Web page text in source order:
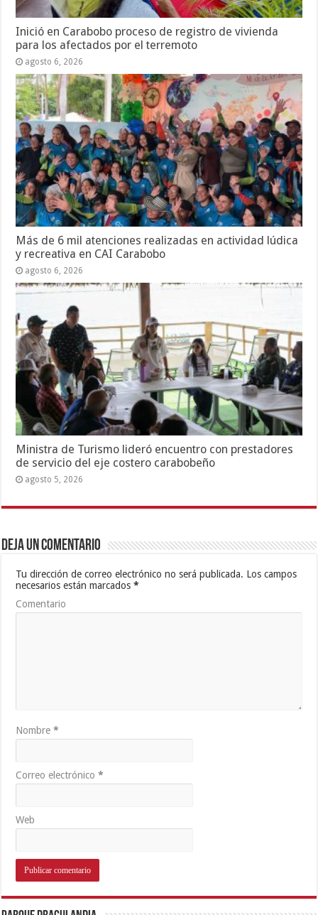
Inició en Carabobo proceso de registro de vivienda
para los afectados por el terremoto
agosto 6, 2026
Más de 6 mil atenciones realizadas en actividad lúdica
y recreativa en CAI Carabobo
agosto 6, 2026
Ministra de Turismo lideró encuentro con prestadores
de servicio del eje costero carabobeño
agosto 5, 2026
Deja un comentario
Tu dirección de correo electrónico no será publicada. Los campos
necesarios están marcados*
Comentario
Nombre*
Correo electrónico*
Web